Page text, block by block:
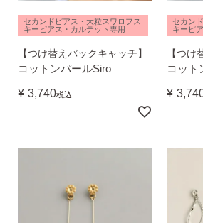
シーンで選ぶ
色で選ぶ
セカンドピアス・大粒スワロフス
キーピアス・カルテット専用
【つけ替えバックキャッチ】
コットンパールSiro
¥ 3,740税込
セカン
キーピ
【つけ
コット
¥